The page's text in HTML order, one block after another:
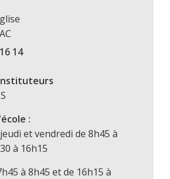
14
:
et vendredi de 8h45 à
à 16h15
à 8h45 et de 16h15 à